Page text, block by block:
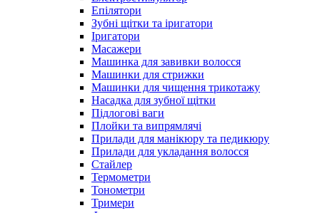
Епілятори
Зубні щітки та іригатори
Іригатори
Масажери
Машинка для завивки волосся
Машинки для стрижки
Машинки для чищення трикотажу
Насадка для зубної щітки
Підлогові ваги
Плойки та випрямлячі
Прилади для манікюру та педикюру
Прилади для укладання волосся
Стайлер
Термометри
Тонометри
Тримери